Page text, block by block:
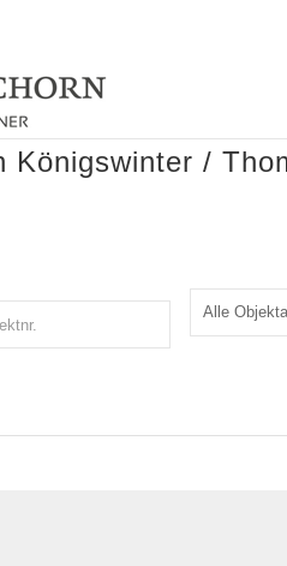
Königswinter /